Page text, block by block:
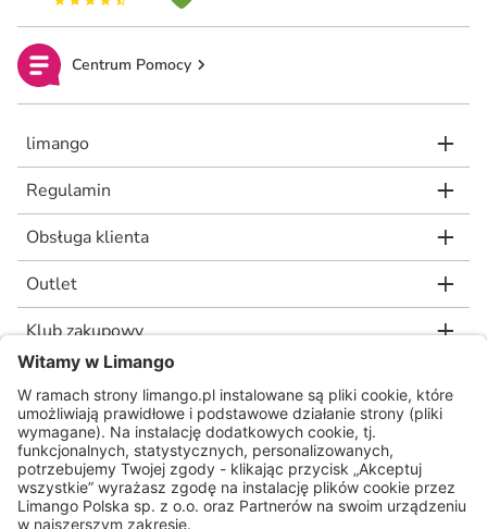
Centrum Pomocy
limango
Regulamin
Obsługa klienta
Outlet
Klub zakupowy